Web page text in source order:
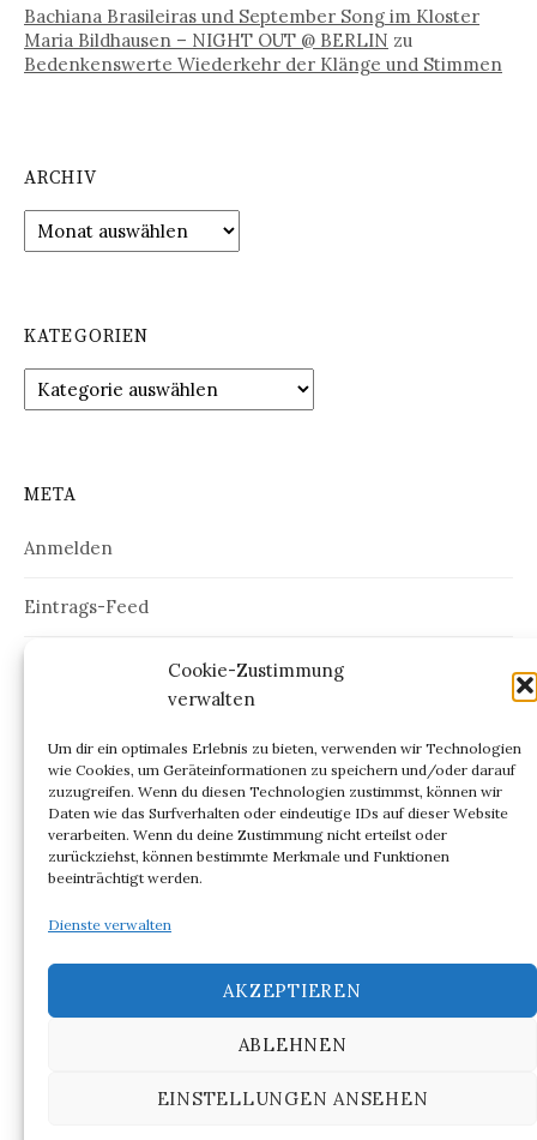
Cookie-Zustimmung
verwalten
Um dir ein optimales Erlebnis zu bieten, verwenden wir Technologien
wie Cookies, um Geräteinformationen zu speichern und/oder darauf
zuzugreifen. Wenn du diesen Technologien zustimmst, können wir
Daten wie das Surfverhalten oder eindeutige IDs auf dieser Website
verarbeiten. Wenn du deine Zustimmung nicht erteilst oder
zurückziehst, können bestimmte Merkmale und Funktionen
beeinträchtigt werden.
Dienste verwalten
AKZEPTIEREN
ABLEHNEN
EINSTELLUNGEN ANSEHEN
Bachiana Brasileiras und September Song im Kloster
Maria Bildhausen – NIGHT OUT @ BERLIN zu
Bedenkenswerte Wiederkehr der Klänge und Stimmen
ARCHIV
Archiv
KATEGORIEN
Kategorien
META
Anmelden
Eintrags-Feed
Kommentar-Feed
ARCHIV
Archiv
© 2026NIGHT OUT @ BERLIN